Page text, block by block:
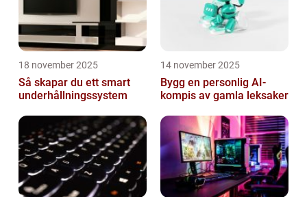
18 november 2025
Så skapar du ett smart
underhållningssystem
14 november 2025
Bygg en personlig AI-
kompis av gamla leksaker